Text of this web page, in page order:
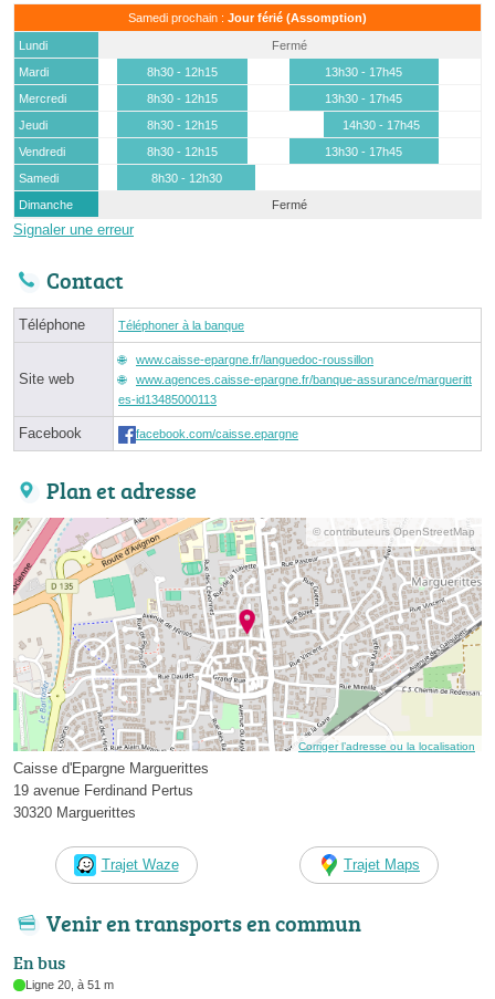
Samedi prochain : Jour férié (Assomption)
Lundi
Fermé
Mardi
8h30 - 12h15
13h30 - 17h45
Mercredi
8h30 - 12h15
13h30 - 17h45
Jeudi
8h30 - 12h15
14h30 - 17h45
Vendredi
8h30 - 12h15
13h30 - 17h45
Samedi
8h30 - 12h30
Dimanche
Fermé
Signaler une erreur
Contact
Téléphone Téléphoner à la banque
Site web
www.caisse-epargne.fr/languedoc-roussillon
www.agences.caisse-epargne.fr/banque-assurance/margueritt
es-id13485000113
Facebook facebook.com/caisse.epargne
Plan et adresse
© contributeurs OpenStreetMap
Corriger l’adresse ou la localisation
Caisse d'Epargne Marguerittes
19 avenue Ferdinand Pertus
30320 Marguerittes
Trajet Waze Trajet Maps
Venir en transports en commun
En bus
Ligne 20, à 51 m